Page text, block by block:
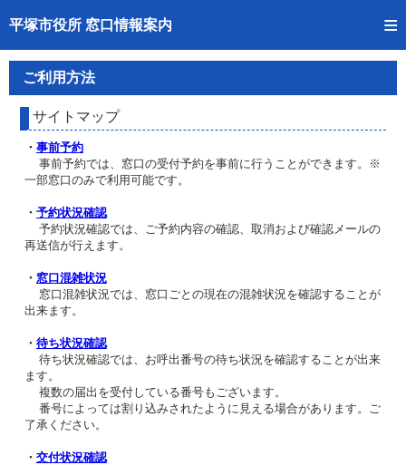
平塚市役所 窓口情報案内
トップページへ
ご利用方法
予約状況確認
窓口混雑状況
待ち状況確認
混雑予想カレンダー
ご利用方法
サイトマップ
・ 事前予約
事前予約では、窓口の受付予約を事前に行うことができます。※
一部窓口のみで利用可能です。
・ 予約状況確認
予約状況確認では、ご予約内容の確認、取消および確認メールの
再送信が行えます。
・ 窓口混雑状況
窓口混雑状況では、窓口ごとの現在の混雑状況を確認することが
出来ます。
・ 待ち状況確認
待ち状況確認では、お呼出番号の待ち状況を確認することが出来
ます。
複数の届出を受付している番号もございます。
番号によっては割り込みされたように見える場合があります。ご
了承ください。
・ 交付状況確認